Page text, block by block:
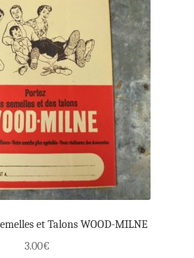
et Talons WOOD-MILNE
3.00€